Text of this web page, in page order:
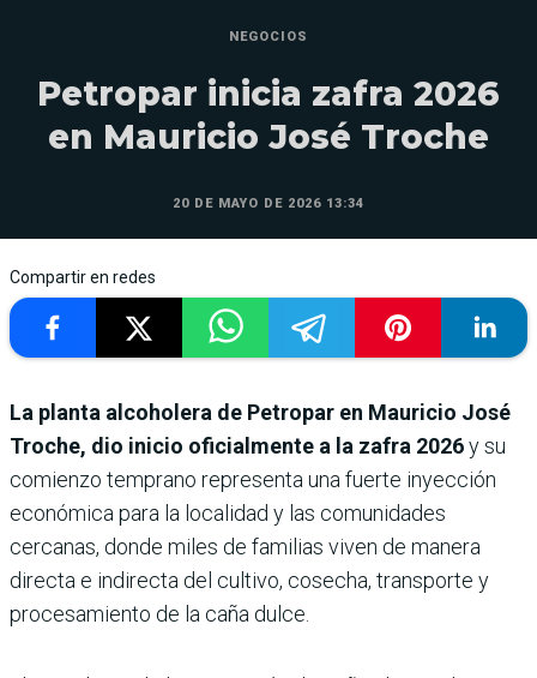
NEGOCIOS
Petropar inicia zafra 2026
en Mauricio José Troche
20 DE MAYO DE 2026 13:34
Compartir en redes
La planta alcoholera de Petropar en Mauricio José
Troche, dio inicio oficialmente a la zafra 2026y su
comienzo temprano representa una fuerte inyección
económica para la localidad y las comunidades
cercanas, donde miles de familias viven de manera
directa e indirecta del cultivo, cosecha, transporte y
procesamiento de la caña dulce.